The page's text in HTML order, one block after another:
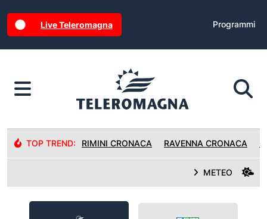
Live Teleromagna Programmi
TOP TREND: RIMINI CRONACA RAVENNA CRONACA
METEO